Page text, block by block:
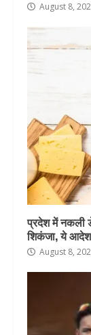
August 8,
प्रदेश में नकली
शिकंजा, ये
August 8,